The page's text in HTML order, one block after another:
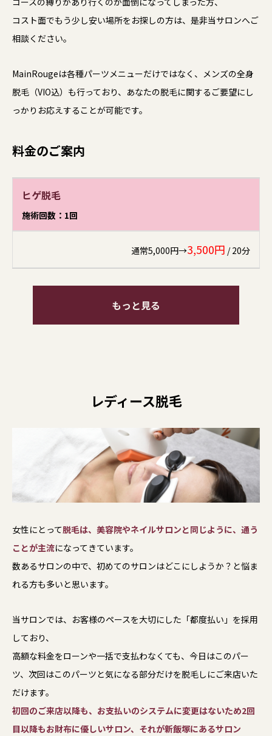
コスト面でもう少し安い場所をお探しの方は、是非当サロンへご
相談ください。
MainRougeは各種パーツメニューだけではなく、メンズの全身
脱毛（VIO込）も行っており、 あなたの脱毛に関するご要望にし
っかりお応えすることが可能です。
料金のご案内
ヒゲ脱毛
施術回数：1回
通常5,000円→3,500円 / 20分
もっと見る
レディース脱毛
女性にとって脱毛は、美容院やネイルサロンと同じように、通う
ことが主流になってきています。
数あるサロンの中で、初めてのサロンはどこにしようか？と悩ま
れる方も多いと思います。
当サロンでは、お客様のペースを大切にした「都度払い」を採用
しており、
高額な料金をローンや一括で支払わなくても、今日はこのパー
ツ、次回はこのパーツと気になる部分だけを脱毛しにご来店いた
だけます。
初回のご来店以降も、お支払いのシステムに変更はないため2回
目以降もお財布に優しいサロン、それが新飯塚にあるサロン